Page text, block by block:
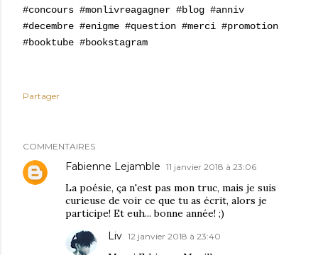
#concours #monlivreagagner #blog #anniv
#decembre #enigme #question #merci #promotion
#booktube #bookstagram
Partager
COMMENTAIRES
Fabienne Lejamble 11 janvier 2018 à 23:06
La poésie, ça n'est pas mon truc, mais je suis
curieuse de voir ce que tu as écrit, alors je
participe! Et euh... bonne année! ;)
Liv 12 janvier 2018 à 23:40